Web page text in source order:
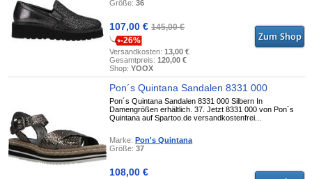
Größe:36
107,00 €145,00 €
-26%
Versandkosten:13,00 €
Gesamtpreis:120,00 €
Shop:YOOX
Pon´s Quintana Sandalen 8331 000
Pon´s Quintana Sandalen 8331 000 Silbern In
Damengrößen erhältlich. 37. Jetzt 8331 000 von Pon´s
Quintana auf Spartoo.de versandkostenfrei...
Marke:Pon's Quintana
Größe:37
108,00 €